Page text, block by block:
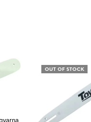
OUT OF STOCK